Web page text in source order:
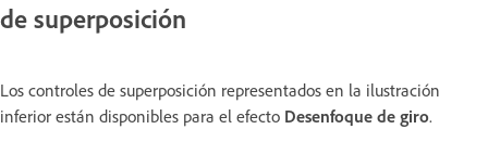
de superposición
Los controles de superposición representados en la ilustración
inferior están disponibles para el efecto Desenfoque de giro.